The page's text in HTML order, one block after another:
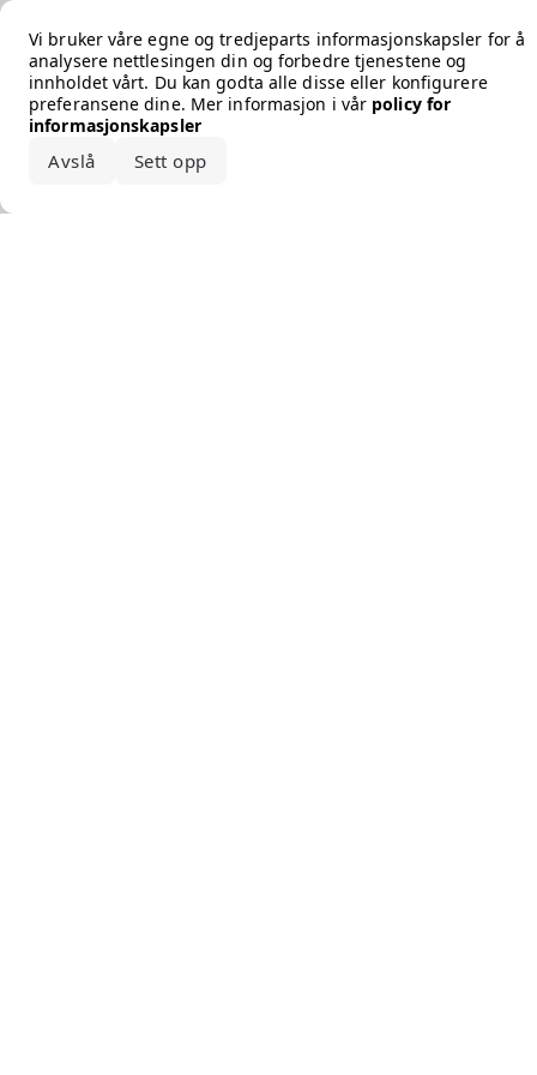
Vi bruker våre egne og tredjeparts informasjonskapsler for å
analysere nettlesingen din og forbedre tjenestene og
innholdet vårt. Du kan godta alle disse eller konfigurere
preferansene dine. Mer informasjon i vår policy for
informasjonskapsler
Avslå Sett opp
Error loading the brand